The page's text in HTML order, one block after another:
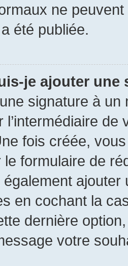
ne
été publiée.
je ajouter une
signature à un
l’intermédiaire
fois créée,
le formulaire de
en cochant la
dernière
votre